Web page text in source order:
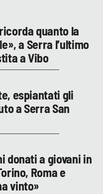
quanto la
a Serra l’ultimo
a Vibo
espiantati gli
a Serra San
donati a giovani in
Roma e
vinto»